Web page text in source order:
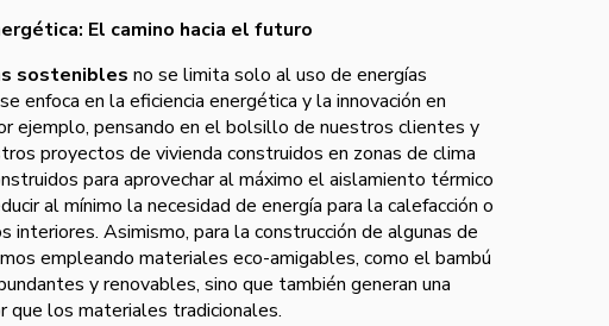
El camino hacia el futuro
sostenibles no se limita solo al uso de energías
enfoca en la eficiencia energética y la innovación en
ejemplo, pensando en el bolsillo de nuestros clientes y
proyectos de vivienda construidos en zonas de clima
para aprovechar al máximo el aislamiento térmico
al mínimo la necesidad de energía para la calefacción o
interiores. Asimismo, para la construcción de algunas de
empleando materiales eco-amigables, como el bambú
y renovables, sino que también generan una
que los materiales tradicionales.